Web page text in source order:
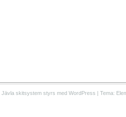
Jävla skitsystem styrs med WordPress | Tema: